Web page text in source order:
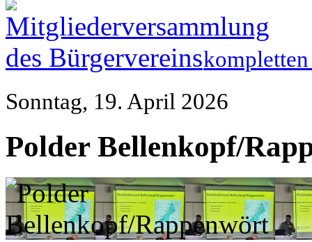
Sonntag, 19. April 2026
Polder Bellenkopf/